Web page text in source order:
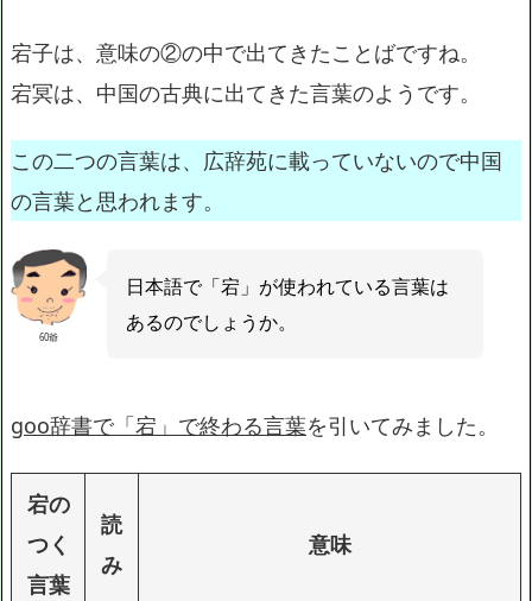
宕子は、意味の②の中で出てきたことばですね。
宕冥は、中国の古典に出てきた言葉のようです。
この二つの言葉は、広辞苑に載っていないので中国
の言葉と思われます。
60爺
日本語で「宕」が使われている言葉は
あるのでしょうか。
goo辞書で「宕」で終わる言葉を引いてみました。
宕の
つく
言葉
読
み
意味